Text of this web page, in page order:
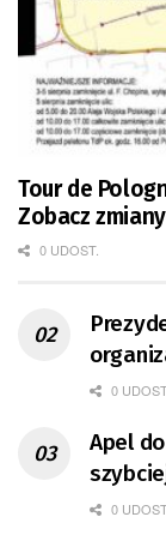
Tour de
Zobacz
0 UDOST.
0
Apel
0